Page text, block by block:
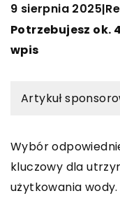
9 sierpnia 2025|
Potrzebujesz ok.
wpis
Artykuł
Wybór
kluczowy dla
użytkowania